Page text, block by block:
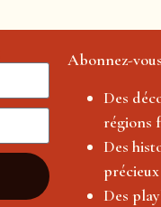
Abonnez-
Des
régions
Des
Des